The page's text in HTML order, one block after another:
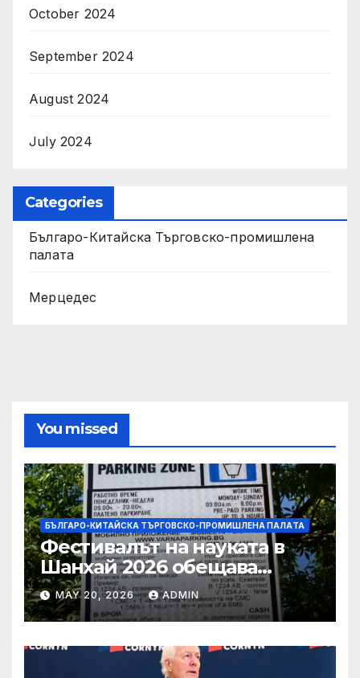
October 2024
September 2024
August 2024
July 2024
Categories
Българо-Китайска Търговско-промишлена
палaта
Мерцедес
You missed
БЪЛГАРО-КИТАЙСКА ТЪРГОВСКО-ПРОМИШЛЕНА ПАЛAТА
Фестивалът на науката в
Шанхай 2026 обещава
вълнуващи научно-
технологични иновации
MAY 20, 2026 ADMIN